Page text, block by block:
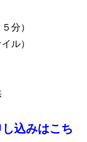
分）
ル）
込みはこち